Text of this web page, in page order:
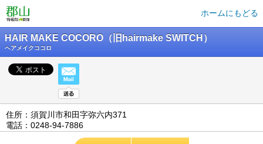
ホームにもどる
HAIR MAKE COCORO（旧hairmake SWITCH）
ヘアメイクココロ
住所：須賀川市和田字弥六内371
電話：0248-94-7886